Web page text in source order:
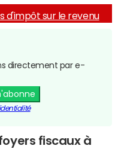
d'impôt sur le revenu
directement par e-
fiscaux à